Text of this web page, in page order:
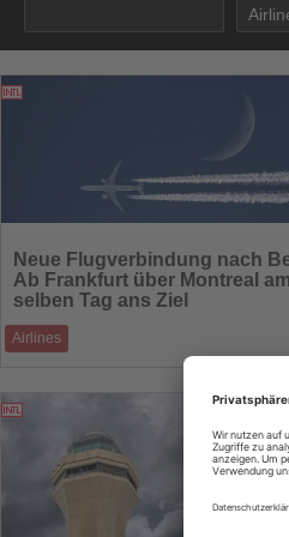
Sie
die
Nachrichten
Neue Flugverbindung nach
Ab Frankfurt über Montreal am
selben Tag ans Ziel
Airlines
am selben Tag von Europa aus